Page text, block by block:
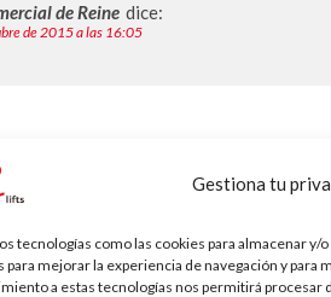
Gestiona tu
tecnologías como las cookies para almacenar y/
para mejorar la experiencia de navegación y para
a estas tecnologías nos permitirá procesar
de Reine dice:
de 2015 a las 16:05
publicada. Los campos obligatorios